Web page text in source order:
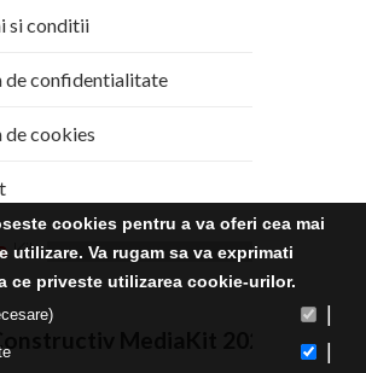
si conditii
de confidentialitate
cookies
Kit
Constructiv MediaKit 2020
cookies pentru a va oferi cea mai
utilizare. Va rugam sa va exprimati
ce priveste utilizarea cookie-urilor.